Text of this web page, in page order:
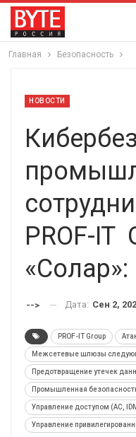
Главная Безопасность
НОВОСТИ
PROF-IT
«Солар»:
--> Дата: Сен 2,
PROF-IT Group
Межсетевые шлюзы
Предотвращение утечек
Промышленная
Управление доступом (AC,
Управление